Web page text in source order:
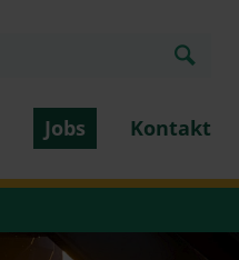
Jobs Kontakt